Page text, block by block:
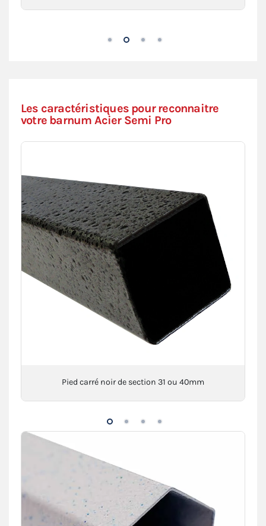
Les caractéristiques pour reconnaitre
votre barnum Acier Semi Pro
Pied carré noir de section 31 ou 40mm